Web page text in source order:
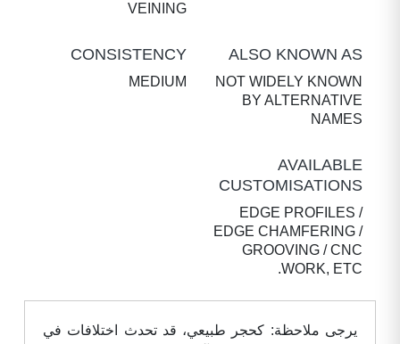
VEINING
ALSO KNOWN AS
NOT WIDELY KNOWN
BY ALTERNATIVE
NAMES
CONSISTENCY
MEDIUM
AVAILABLE
CUSTOMISATIONS
EDGE PROFILES /
EDGE CHAMFERING /
GROOVING / CNC
WORK, ETC.
يرجى ملاحظة: كحجر طبيعي، قد تحدث اختلافات في